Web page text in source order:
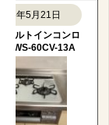
5月21日
トインコンロ
60CV-13A